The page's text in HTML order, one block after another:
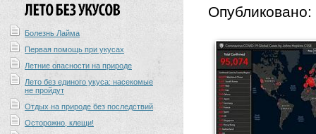
Болезнь Лайма
Первая помощь при укусах
Летние опасности на природе
Лето без единого укуса: насекомые
не пройдут
Отдых на природе без последствий
Осторожно, клещи!
Опубликовано: